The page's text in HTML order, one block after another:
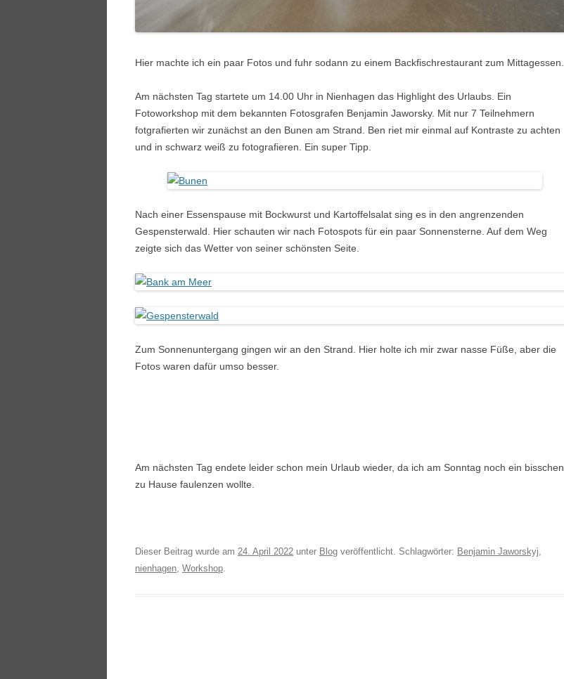
Hier machte ich ein paar Fotos und fuhr sodann zu einem Backfischrestaurant zum Mittagessen.
Am nächsten Tag startete um 14.00 Uhr in Nienhagen das Highlight des Urlaubs. Ein
Fotoworkshop mit dem bekannten Fotosgrafen Benjamin Jaworsky. Mit nur 7 Teilnehmern
fotgrafierten wir zunächst an den Bunen am Strand. Ben riet mir einmal auf Kontraste zu achten
und in schwarz weiß zu fotografieren. Ein super Tipp.
Nach einer Essenspause mit Bockwurst und Kartoffelsalat sing es in den angrenzenden
Gespensterwald. Hier schauten wir nach Fotospots für ein paar Sonnensterne. Auf dem Weg
zeigte sich das Wetter von seiner schönsten Seite.
Zum Sonnenuntergang gingen wir an den Strand. Hier holte ich mir zwar nasse Füße, aber die
Fotos waren dafür umso besser.
Am nächsten Tag endete leider schon mein Urlaub wieder, da ich am Sonntag noch ein bisschen
zu Hause faulenzen wollte.
Dieser Beitrag wurde am 24. April 2022 unter Blog veröffentlicht. Schlagwörter: Benjamin Jaworskyj
nienhagen Workshop